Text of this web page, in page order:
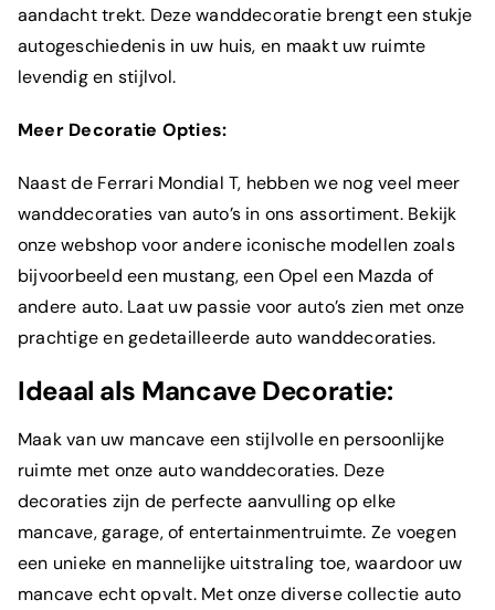
aandacht trekt. Deze wanddecoratie brengt een stukje
autogeschiedenis in uw huis, en maakt uw ruimte
levendig en stijlvol.
Meer Decoratie Opties:
Naast de Ferrari Mondial T, hebben we nog veel meer
wanddecoraties van auto’s in ons assortiment. Bekijk
onze webshopvoor andere iconische modellen zoals
bijvoorbeeld een mustang, een Opel een Mazda of
andere auto. Laat uw passie voor auto’s zien met onze
prachtige en gedetailleerde auto wanddecoraties.
Ideaal als Mancave Decoratie:
Maak van uw mancave een stijlvolle en persoonlijke
ruimte met onze auto wanddecoraties. Deze
decoraties zijn de perfecte aanvulling op elke
mancave, garage, of entertainmentruimte. Ze voegen
een unieke en mannelijke uitstraling toe, waardoor uw
mancave echt opvalt. Met onze diverse collectie auto
Wat is je e-mailadres?